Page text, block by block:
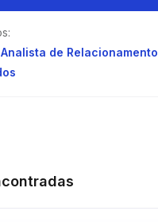
de Relacionamento